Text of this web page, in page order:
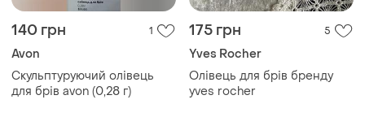
140 грн 1
Avon
Скульптуруючий олівець
для брів avon (0,28 г)
175 грн 5
Yves Rocher
Олівець для брів бренду
yves rocher